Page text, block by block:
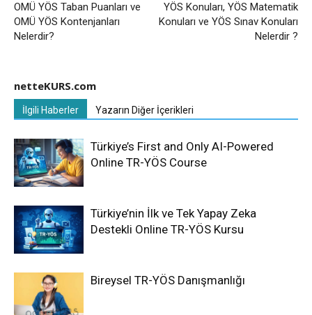
OMÜ YÖS Taban Puanları ve
OMÜ YÖS Kontenjanları
Nelerdir?
YÖS Konuları, YÖS Matematik
Konuları ve YÖS Sınav Konuları
Nelerdir ?
netteKURS.com
İlgili Haberler Yazarın Diğer İçerikleri
Türkiye’s First and Only AI-Powered
Online TR-YÖS Course
Türkiye’nin İlk ve Tek Yapay Zeka
Destekli Online TR-YÖS Kursu
Bireysel TR-YÖS Danışmanlığı